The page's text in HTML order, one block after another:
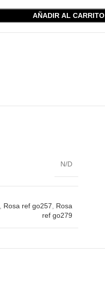
AÑADIR AL CARRITO
N/D
Rosa ref go257
Rosa
ref go279